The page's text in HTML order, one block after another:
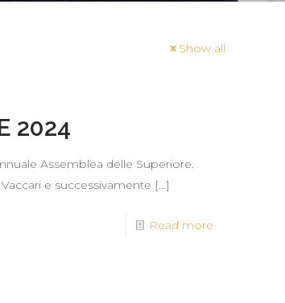
Show all
2024
Assemblea delle Superiore.
e successivamente […]
Read more